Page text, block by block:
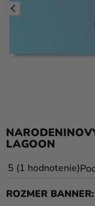
Pečenie
Novinky
Darčeky
LAGOON
Priemerné
produktu
5 1 hodnotenie
ROZMER BANNER